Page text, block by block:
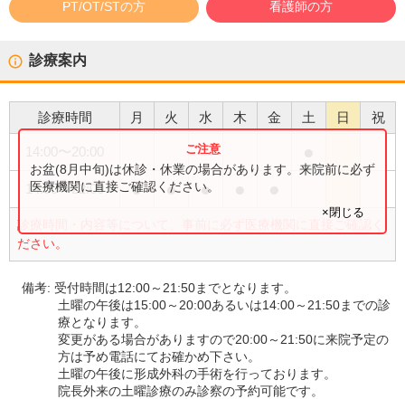
PT/OT/STの方 看護師の方
診療案内
診療時間 月 火 水 木 金 土 日 祝
14:00〜22:00 ● ● ●
診療時間・内容等について、事前に必ず医療機関に直接ご確認く
ださい。
お盆(8月中旬)は休診・休業の場合があります。来院前に必ず
医療機関に直接ご確認ください。
×閉じる
備考:受付時間は12:00～21:50までとなります。
土曜の午後は15:00～20:00あるいは14:00～21:50までの診
療となります。
変更がある場合がありますので20:00～21:50に来院予定の
方は予め電話にてお確かめ下さい。
土曜の午後に形成外科の手術を行っております。
院長外来の土曜診療のみ診察の予約可能です。